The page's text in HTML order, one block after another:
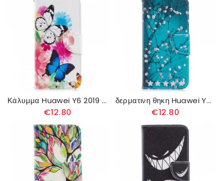
Κάλυμμα Huawei Y6 2019 / Honor 8A Ζωγραφισμένες Πεταλούδες Και Λουλούδια
€12.80
δερματινη θηκη Huawei Y6 2019 / Honor 8A Ανθισμένο Δέντρο
€12.80